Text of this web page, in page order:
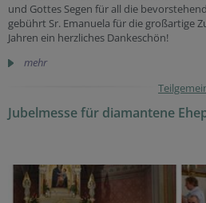
und Gottes Segen für all die
gebührt Sr. Emanuela für die großartige
Jahren ein herzliches Dankeschön!
mehr
Jubelmesse für diamantene